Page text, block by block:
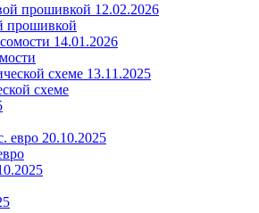
12.02.2026
прошивкой
14.01.2026
13.11.2025
схеме
20.10.2025